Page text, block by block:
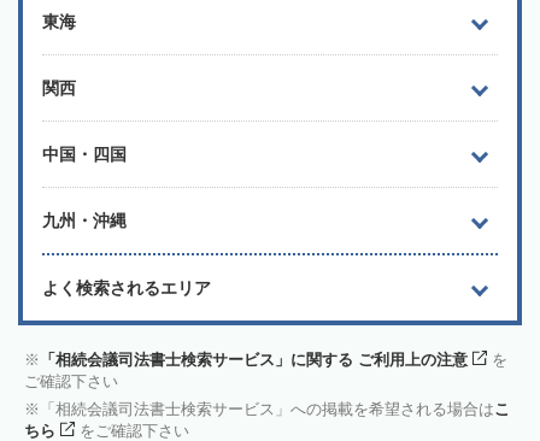
東海
関西
中国・四国
九州・沖縄
よく検索されるエリア
「相続会議司法書士検索サービス」に関する ご利用上の注意
を
ご確認下さい
「相続会議司法書士検索サービス」への掲載を希望される場合はこ
ちら
をご確認下さい